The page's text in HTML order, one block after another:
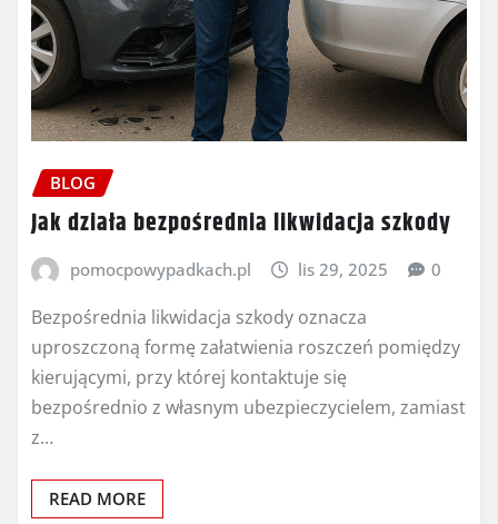
BLOG
Jak działa bezpośrednia likwidacja szkody
pomocpowypadkach.pl lis 29, 2025 0
Bezpośrednia likwidacja szkody oznacza
uproszczoną formę załatwienia roszczeń pomiędzy
kierującymi, przy której kontaktuje się
bezpośrednio z własnym ubezpieczycielem, zamiast
z…
READ MORE